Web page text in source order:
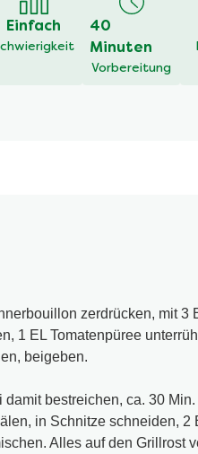
Einfach
40
Minuten
Vorbereitung
zerdrücken, mit 3
1 EL Tomatenpüree
beigeben.
bestreichen, ca. 30
in Schnitze schneiden, 2
Alles auf den Grillrost